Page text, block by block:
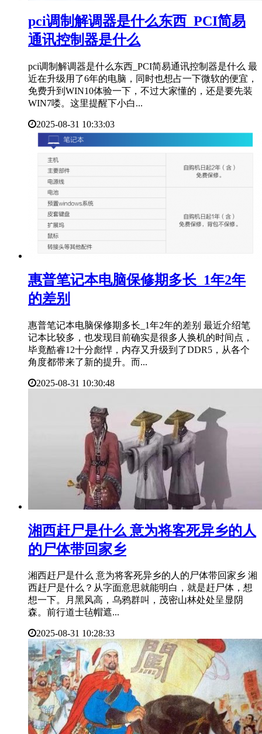
​pci调制解调器是什么东西_PCI简易
通讯控制器是什么
pci调制解调器是什么东西_PCI简易通讯控制器是什么 最
近在升级用了6年的电脑，同时也想占一下微软的便宜，
免费升到WIN10体验一下，不过大家懂的，还是要先装
WIN7喽。这里提醒下小白...
2025-08-31 10:33:03
​惠普笔记本电脑保修期多长_1年2年
的差别
惠普笔记本电脑保修期多长_1年2年的差别 最近介绍笔
记本比较多，也发现目前确实是很多人换机的时间点，
毕竟酷睿12十分彪悍，内存又升级到了DDR5，从各个
角度都带来了新的提升。而...
2025-08-31 10:30:48
​湘西赶尸是什么 意为将客死异乡的人
的尸体带回家乡
湘西赶尸是什么 意为将客死异乡的人的尸体带回家乡 湘
西赶尸是什么？从字面意思就能明白，就是赶尸体，想
想一下。月黑风高，乌鸦群叫，茂密山林处处呈显阴
森。前行道士毡帽遮...
2025-08-31 10:28:33